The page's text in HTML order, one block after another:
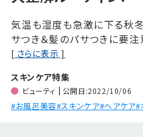
気温も湿度も急激に下る秋
サつき＆髪のパサつきに要注
湿ステップとアイテム選びを知
[ さらに表示 ]
スキンケア特集
ビューティ 公開日:2022/10/06
#お風呂美容#スキンケア#ヘアケア#